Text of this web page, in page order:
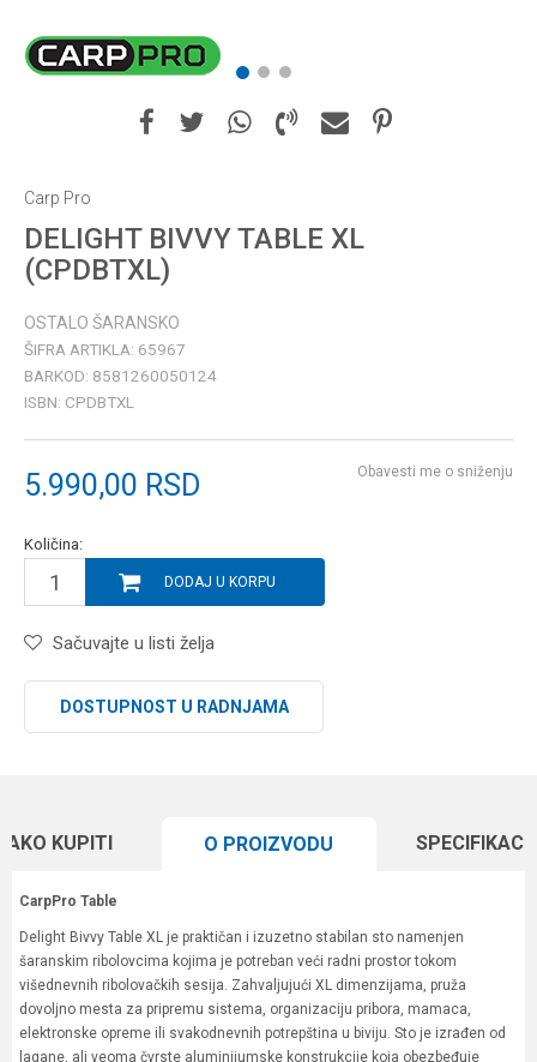
1 2 3
Carp Pro
DELIGHT BIVVY TABLE XL
(CPDBTXL)
OSTALO ŠARANSKO
ŠIFRA ARTIKLA: 65967
BARKOD: 8581260050124
ISBN: CPDBTXL
5.990,00 RSD Obavesti me o sniženju
Količina:
DODAJ U KORPU
Sačuvajte u listi želja
DOSTUPNOST U RADNJAMA
KUPITI O PROIZVODU
CarpPro Table
Delight Bivvy Table XL je praktičan i izuzetno stabilan sto namenjen
šaranskim ribolovcima kojima je potreban veći radni prostor tokom
višednevnih ribolovačkih sesija. Zahvaljujući XL dimenzijama, pruža
dovoljno mesta za pripremu sistema, organizaciju pribora, mamaca,
elektronske opreme ili svakodnevnih potrepština u biviju. Sto je izrađen od
lagane, ali veoma čvrste aluminijumske konstrukcije koja obezbeđuje